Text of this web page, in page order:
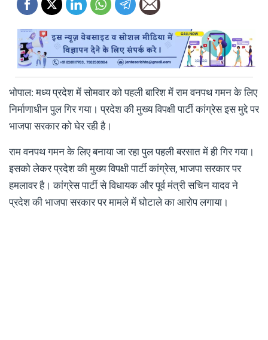
भोपाल: मध्य प्रदेश में सोमवार को पहली बारिश में राम वनपथ गमन के लिए
निर्माणाधीन पुल गिर गया। प्रदेश की मुख्य विपक्षी पार्टी कांग्रेस इस मुद्दे पर
भाजपा सरकार को घेर रही है।
राम वनपथ गमन के लिए बनाया जा रहा पुल पहली बरसात में ही गिर गया।
इसको लेकर प्रदेश की मुख्य विपक्षी पार्टी कांग्रेस, भाजपा सरकार पर
हमलावर है। कांग्रेस पार्टी से विधायक और पूर्व मंत्री सचिन यादव ने
प्रदेश की भाजपा सरकार पर मामले में घोटाले का आरोप लगाया।